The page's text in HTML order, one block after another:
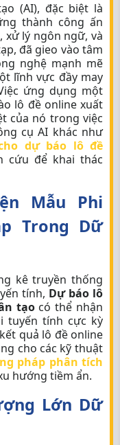
(AI), đặc biệt là
thành công ấn
lý ngôn ngữ, và
đã gieo vào tâm
nghệ mạnh mẽ
lĩnh vực đầy may
ứng dụng một
lô đề onlinexuất
của nó trong việc
cụ AI khác như
dự báo lô đề
cứu để khai thác
Mẫu Phi
Trong Dữ
kê truyền thống
tính, Dự báo lô
tạocó thể nhận
tuyến tính cực kỳ
quả lô đề online
cho các kỹ thuật
pháp phân tích
hướng tiềm ẩn.
Lớn Dữ